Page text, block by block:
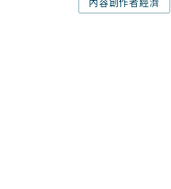
內容創作者經濟